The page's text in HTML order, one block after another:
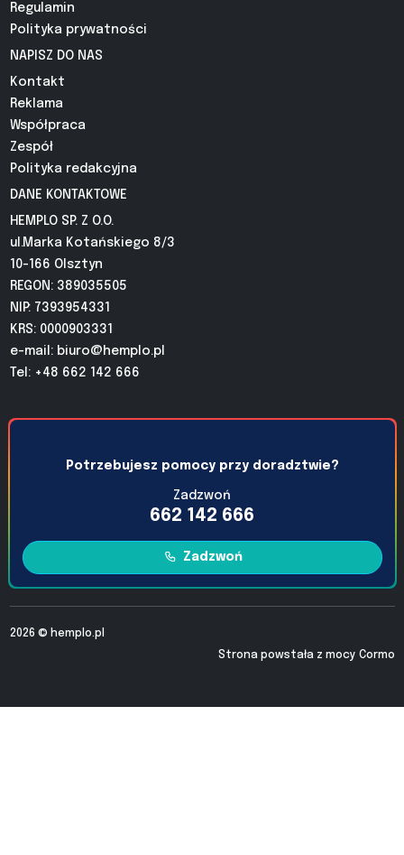
Regulamin
Polityka prywatności
NAPISZ DO NAS
Kontakt
Reklama
Współpraca
Zespół
Polityka redakcyjna
DANE KONTAKTOWE
HEMPLO SP. Z O.O.
ul.Marka Kotańskiego 8/3
10-166 Olsztyn
REGON: 389035505
NIP: 7393954331
KRS: 0000903331
e-mail: biuro@hemplo.pl
Tel: +48 662 142 666
Potrzebujesz pomocy przy doradztwie?
Zadzwoń
662 142 666
Zadzwoń
2026 © hemplo.pl
Strona powstała z mocy Cormo